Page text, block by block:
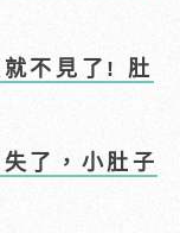
不見了! 肚
了，小肚子